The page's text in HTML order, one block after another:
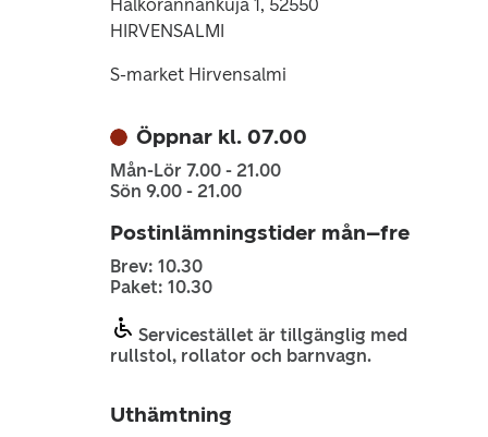
Halkorannankuja 1, 52550
HIRVENSALMI
S-market Hirvensalmi
Öppnar kl. 07.00
Mån-Lör 7.00 - 21.00
Sön 9.00 - 21.00
Postinlämningstider mån–fre
Brev: 10.30
Paket: 10.30
Servicestället är tillgänglig med
rullstol, rollator och barnvagn.
Uthämtning